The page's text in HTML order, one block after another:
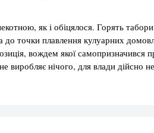
як і обіцялося. Горять
до точки плавлення кулуарних
вождем якої самопризначився
виробляє нічого, для влади дійсно
цей дефіцит. Зовсім недавно